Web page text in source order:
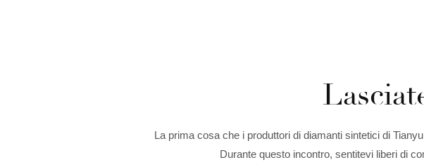
La prima cosa che i produttori di diamanti sintetici di
Durante questo incontro, sentitevi liberi di